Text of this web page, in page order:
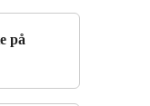
på